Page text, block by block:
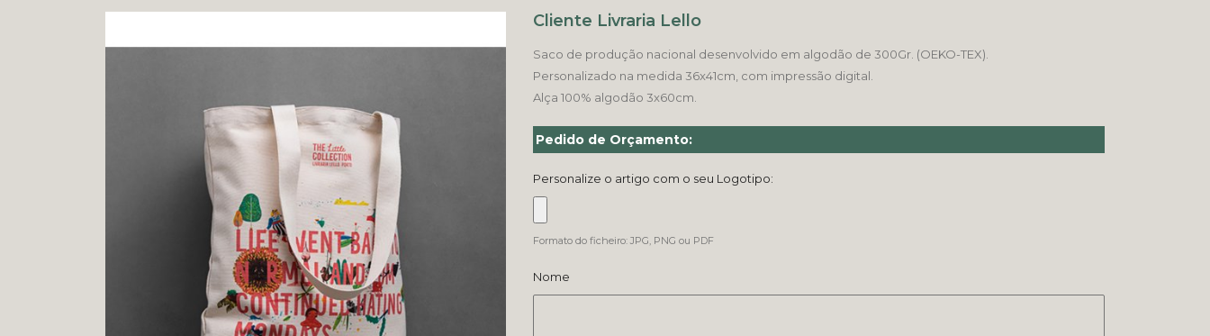
Cliente Livraria Lello
Saco de produção nacional desenvolvido em algodão de 300Gr. (OEKO-TEX).
Personalizado na medida 36x41cm, com impressão digital.
Alça 100% algodão 3x60cm.
Pedido de Orçamento:
Personalize o artigo com o seu Logotipo:
Formato do ficheiro: JPG, PNG ou PDF
Nome